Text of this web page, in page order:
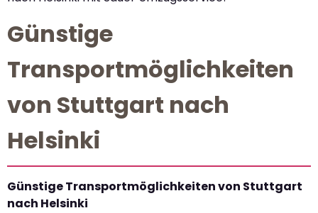
Günstige
Transportmöglichkeiten
von Stuttgart nach
Helsinki
Günstige Transportmöglichkeiten von Stuttgart
nach Helsinki